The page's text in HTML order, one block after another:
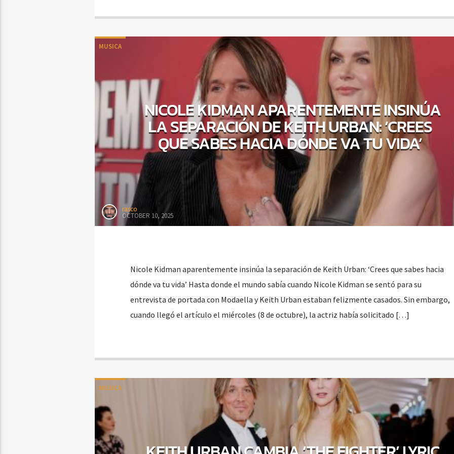
MUSICA
NICOLE KIDMAN APARENTEMENTE INSINÚA
LA SEPARACIÓN DE KEITH URBAN: ‘CREES
QUE SABES HACIA DÓNDE VA TU VIDA’
rasco
OCTOBER 10, 2025
Nicole Kidman aparentemente insinúa la separación de Keith Urban: ‘Crees que sabes hacia
dónde va tu vida’ Hasta donde el mundo sabía cuando Nicole Kidman se sentó para su
entrevista de portada con Modaella y Keith Urban estaban felizmente casados. Sin embargo,
cuando llegó el artículo el miércoles (8 de octubre), la actriz había solicitado […]
MUSICA